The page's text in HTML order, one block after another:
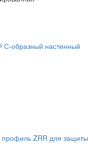
С-образный настенный
профиль ZRR для защиты